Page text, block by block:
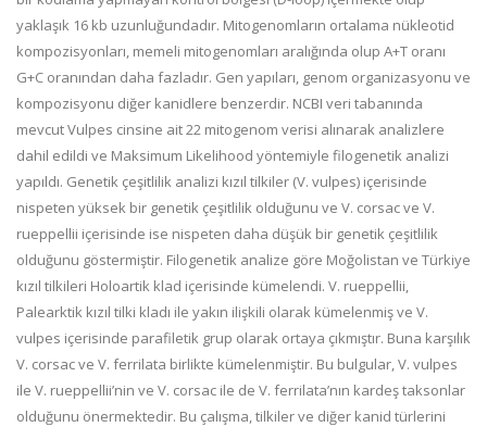
yaklaşık 16 kb uzunluğundadır. Mitogenomların ortalama nükleotid
kompozisyonları, memeli mitogenomları aralığında olup A+T oranı
G+C oranından daha fazladır. Gen yapıları, genom organizasyonu ve
kompozisyonu diğer kanidlere benzerdir. NCBI veri tabanında
mevcut Vulpes cinsine ait 22 mitogenom verisi alınarak analizlere
dahil edildi ve Maksimum Likelihood yöntemiyle filogenetik analizi
yapıldı. Genetik çeşitlilik analizi kızıl tilkiler (V. vulpes) içerisinde
nispeten yüksek bir genetik çeşitlilik olduğunu ve V. corsac ve V.
rueppellii içerisinde ise nispeten daha düşük bir genetik çeşitlilik
olduğunu göstermiştir. Filogenetik analize göre Moğolistan ve Türkiye
kızıl tilkileri Holoartik klad içerisinde kümelendi. V. rueppellii,
Palearktik kızıl tilki kladı ile yakın ilişkili olarak kümelenmiş ve V.
vulpes içerisinde parafiletik grup olarak ortaya çıkmıştır. Buna karşılık
V. corsac ve V. ferrilata birlikte kümelenmiştir. Bu bulgular, V. vulpes
ile V. rueppellii’nin ve V. corsac ile de V. ferrilata’nın kardeş taksonlar
olduğunu önermektedir. Bu çalışma, tilkiler ve diğer kanid türlerini